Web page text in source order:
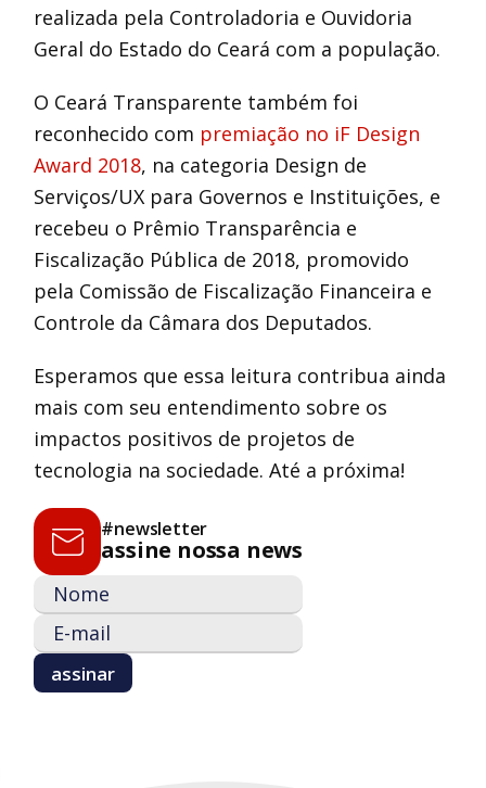
realizada pela Controladoria e Ouvidoria
Geral do Estado do Ceará com a população.
O Ceará Transparente também foi
reconhecido com premiação no iF Design
Award 2018, na categoria Design de
Serviços/UX para Governos e Instituições, e
recebeu o Prêmio Transparência e
Fiscalização Pública de 2018, promovido
pela Comissão de Fiscalização Financeira e
Controle da Câmara dos Deputados.
Esperamos que essa leitura contribua ainda
mais com seu entendimento sobre os
impactos positivos de projetos de
tecnologia na sociedade. Até a próxima!
#newsletter
assine nossa news